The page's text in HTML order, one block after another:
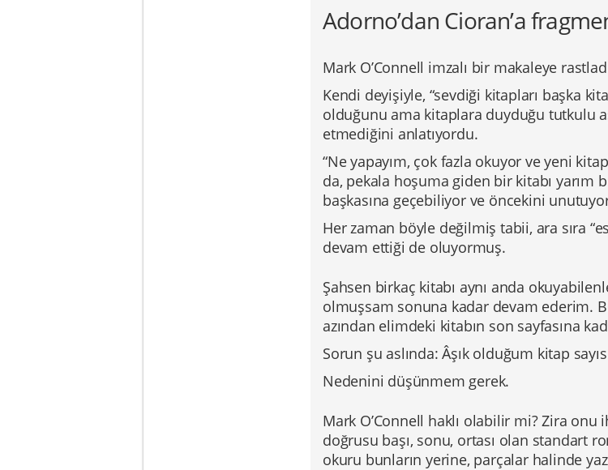
Adorno’dan Cioran’a
Mark O’Connell imzalı bir makaleye
Kendi deyişiyle, “sevdiği kitapları başka
olduğunu ama kitaplara duyduğu tutkulu
etmediğini anlatıyordu.
“Ne yapayım, çok fazla okuyor ve yeni
da, pekala hoşuma giden bir kitabı yarım
başkasına geçebiliyor ve öncekini
Her zaman böyle değilmiş tabii, ara sıra
devam ettiği de oluyormuş.
Şahsen birkaç kitabı aynı anda
olmuşsam sonuna kadar devam ederim.
azından elimdeki kitabın son sayfasına
Sorun şu aslında: Âşık olduğum kitap
Nedenini düşünmem gerek.
Mark O’Connell haklı olabilir mi? Zira
doğrusu başı, sonu, ortası olan standart
okuru bunların yerine, parçalar halinde